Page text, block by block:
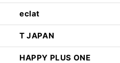
eclat
T JAPAN
HAPPY PLUS ONE